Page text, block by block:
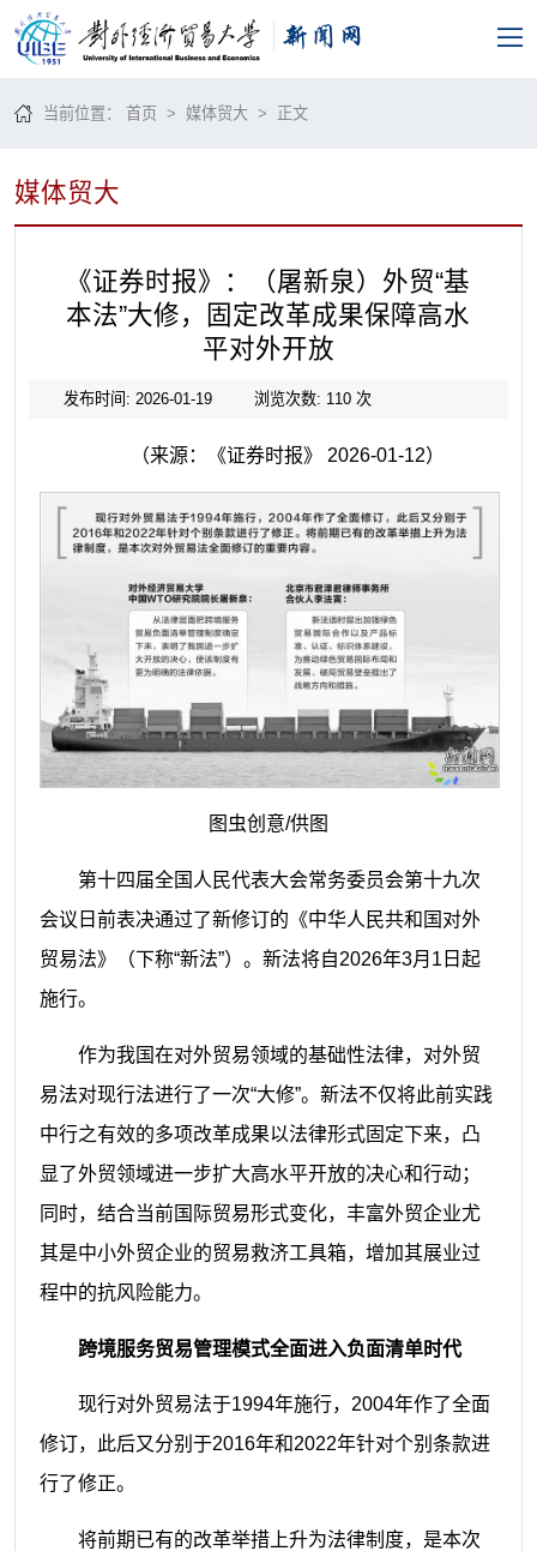
当前位置：首页 >媒体贸大 > 正文
媒体贸大
《证券时报》：（屠新泉）外贸“基
本法”大修，固定改革成果保障高水
平对外开放
发布时间: 2026-01-19 浏览次数: 110次
（来源：《证券时报》 2026-01-12）
图虫创意/供图
第十四届全国人民代表大会常务委员会第十九次
会议日前表决通过了新修订的《中华人民共和国对外
贸易法》（下称“新法”）。新法将自2026年3月1日起
施行。
作为我国在对外贸易领域的基础性法律，对外贸
易法对现行法进行了一次“大修”。新法不仅将此前实践
中行之有效的多项改革成果以法律形式固定下来，凸
显了外贸领域进一步扩大高水平开放的决心和行动；
同时，结合当前国际贸易形式变化，丰富外贸企业尤
其是中小外贸企业的贸易救济工具箱，增加其展业过
程中的抗风险能力。
跨境服务贸易管理模式全面进入负面清单时代
现行对外贸易法于1994年施行，2004年作了全面
修订，此后又分别于2016年和2022年针对个别条款进
行了修正。
将前期已有的改革举措上升为法律制度，是本次